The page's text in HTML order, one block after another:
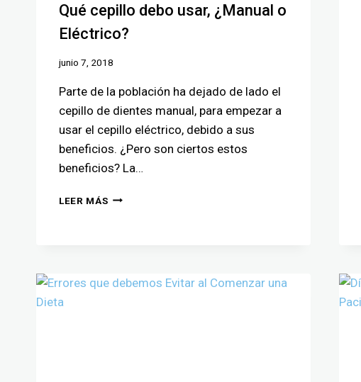
Qué cepillo debo usar, ¿Manual o
Eléctrico?
junio 7, 2018
Parte de la población ha dejado de lado el
cepillo de dientes manual, para empezar a
usar el cepillo eléctrico, debido a sus
beneficios. ¿Pero son ciertos estos
beneficios? La…
LEER MÁS